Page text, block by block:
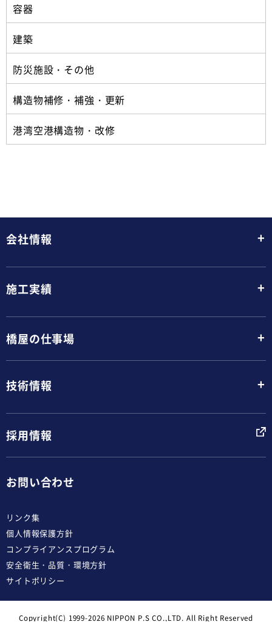
容器
建築
防災施設・その他
構造物補修・補強・更新
港湾空港構造物・改修
会社情報 +
施工実績 +
橋屋の仕事場 +
技術情報 +
採用情報
お問い合わせ
リンク集
個人情報保護方針
コンプライアンスプログラム
安全衛生・品質・環境方針
サイトポリシー
Copyright(C) 1999-2026 NIPPON P.S CO.,LTD. All Right Reserved